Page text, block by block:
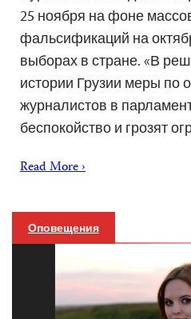
25 ноября на фоне
фальсификаций на
выборах в стране. «В
истории Грузии меры по
журналистов в
беспокойство и грозят
Read More ›
Оповещения